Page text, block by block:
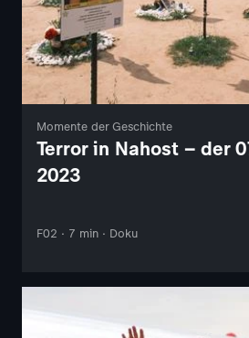
Momente der Geschichte
Terror in Nahost – der
2023
F02 · 7 min · Doku